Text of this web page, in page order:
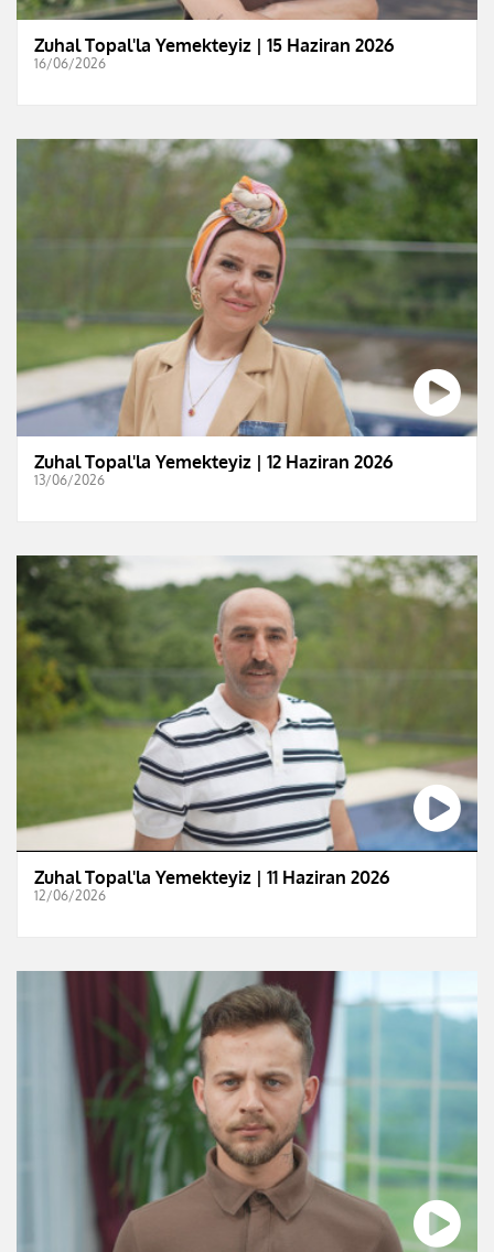
Zuhal Topal'la Yemekteyiz | 15 Haziran 2026
16/06/2026
Zuhal Topal'la Yemekteyiz | 12 Haziran 2026
13/06/2026
Zuhal Topal'la Yemekteyiz | 11 Haziran 2026
12/06/2026